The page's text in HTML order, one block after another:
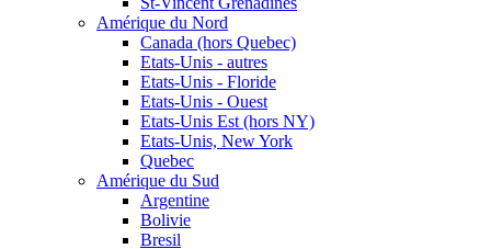
Amérique du Nord
Canada (hors Quebec)
Etats-Unis - autres
Etats-Unis - Floride
Etats-Unis - Ouest
Etats-Unis Est (hors NY)
Etats-Unis, New York
Quebec
Amérique du Sud
Argentine
Bolivie
Bresil